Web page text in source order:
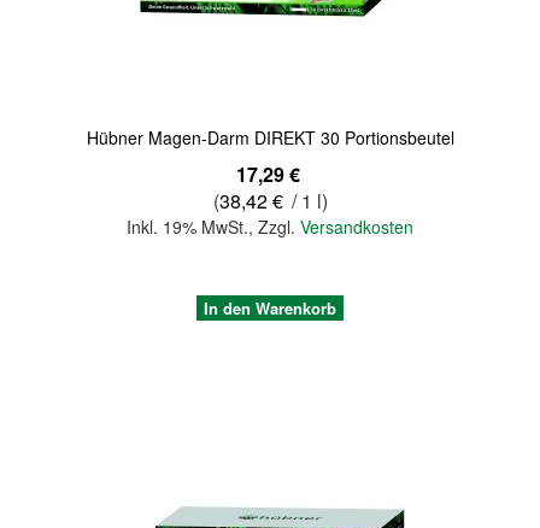
Hübner Magen-Darm DIREKT 30 Portionsbeutel
17,29 €
(38,42 € / 1 l)
Inkl. 19% MwSt., Zzgl. Versandkosten
In den Warenkorb